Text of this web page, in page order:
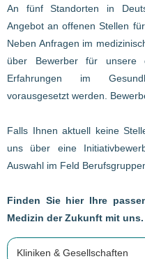
An fünf Standorten in
Angebot an offenen Stellen
Neben Anfragen im
über Bewerber für unsere
Erfahrungen im
vorausgesetzt werden.
Falls Ihnen aktuell keine
uns über eine
Auswahl im Feld
Finden Sie hier Ihre
Medizin der Zukunft mit uns.
Kliniken & Gesellschaften